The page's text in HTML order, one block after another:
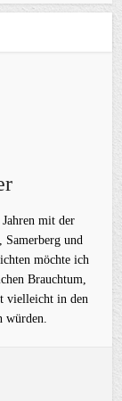
mit der
Samerberg und
möchte ich
Brauchtum,
vielleicht in den
würden.